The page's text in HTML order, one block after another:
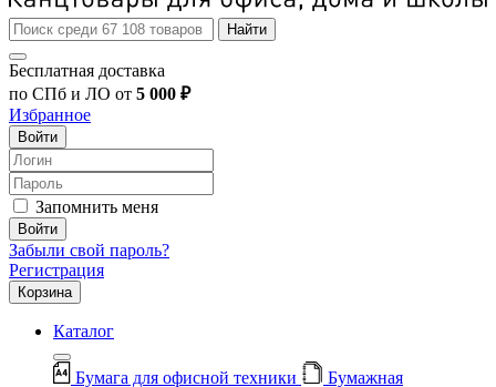
Найти
Бесплатная доставка
по СПб и ЛО от 5 000 ₽
Избранное
Войти
Запомнить меня
Войти
Забыли свой пароль?
Регистрация
Корзина
Каталог
Бумага для офисной техники
Бумажная